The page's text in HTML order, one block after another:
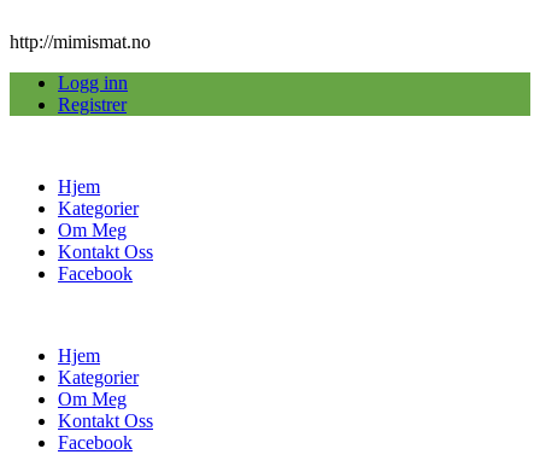
http://mimismat.no
Logg inn
Registrer
Hjem
Kategorier
Om Meg
Kontakt Oss
Facebook
Hjem
Kategorier
Om Meg
Kontakt Oss
Facebook